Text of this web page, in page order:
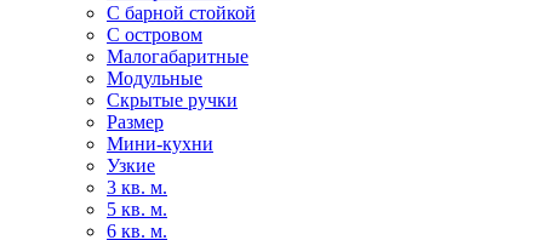
С барной стойкой
С островом
Малогабаритные
Модульные
Скрытые ручки
Размер
Мини-кухни
Узкие
3 кв. м.
5 кв. м.
6 кв. м.